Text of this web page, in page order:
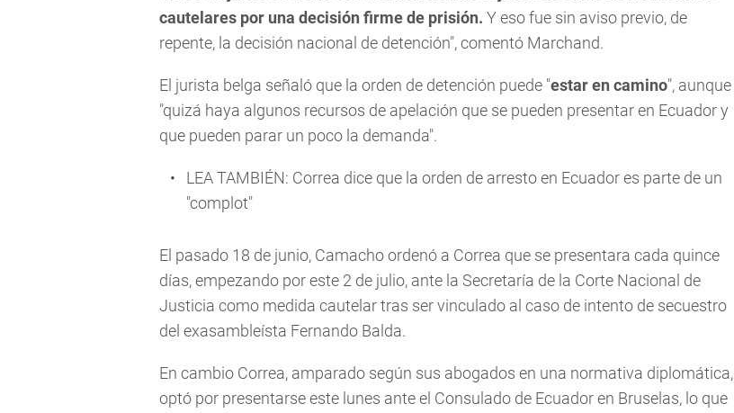
cautelares por una decisión firme de prisión. Y eso fue sin aviso previo, de
repente, la decisión nacional de detención", comentó Marchand.
El jurista belga señaló que la orden de detención puede "estar en camino", aunque
"quizá haya algunos recursos de apelación que se pueden presentar en Ecuador y
que pueden parar un poco la demanda".
LEA TAMBIÉN: Correa dice que la orden de arresto en Ecuador es parte de un
"complot"
El pasado 18 de junio, Camacho ordenó a Correa que se presentara cada quince
días, empezando por este 2 de julio, ante la Secretaría de la Corte Nacional de
Justicia como medida cautelar tras ser vinculado al caso de intento de secuestro
del exasambleísta Fernando Balda.
En cambio Correa, amparado según sus abogados en una normativa diplomática,
optó por presentarse este lunes ante el Consulado de Ecuador en Bruselas, lo que